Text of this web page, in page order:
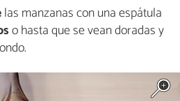
las manzanas con una espátula
o hasta que se vean doradas y